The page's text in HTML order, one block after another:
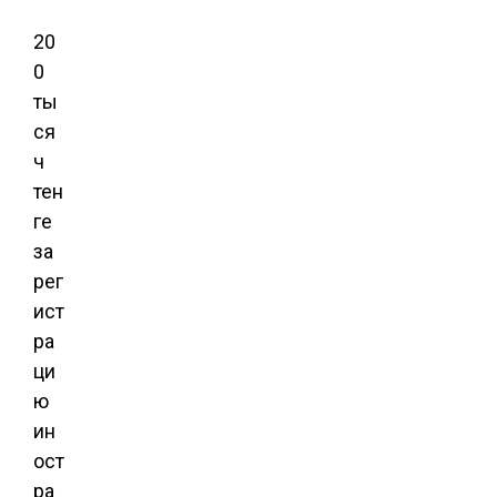
20
0
ты
ся
ч
тен
ге
за
рег
ист
ра
ци
ю
ин
ост
ра